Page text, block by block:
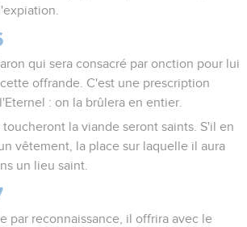
qui sera consacré par onction pour lui
offrande. C'est une prescription
: on la brûlera en entier.
la viande seront saints. S'il en
vêtement, la place sur laquelle il aura
un lieu saint.
par reconnaissance, il offrira avec le